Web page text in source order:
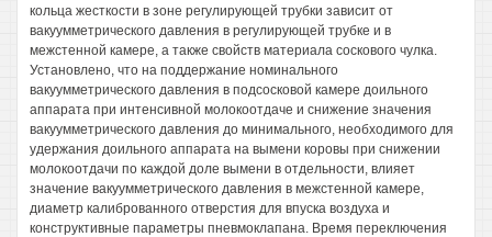
кольца жесткости в зоне регулирующей трубки зависит от
вакуумметрического давления в регулирующей трубке и в
межстенной камере, а также свойств материала соскового чулка.
Установлено, что на поддержание номинального
вакуумметрического давления в подсосковой камере доильного
аппарата при интенсивной молокоотдаче и снижение значения
вакуумметрического давления до минимального, необходимого для
удержания доильного аппарата на вымени коровы при снижении
молокоотдачи по каждой доле вымени в отдельности, влияет
значение вакуумметрического давления в межстенной камере,
диаметр калиброванного отверстия для впуска воздуха и
конструктивные параметры пневмоклапана. Время переключения